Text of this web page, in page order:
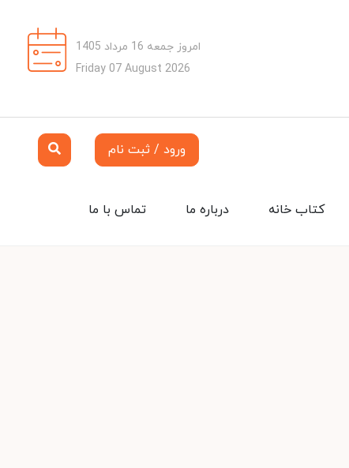
امروز جمعه 16 مرداد 1405
Friday 07 August 2026
ورود / ثبت نام
تماس با ما درباره ما کتاب خانه